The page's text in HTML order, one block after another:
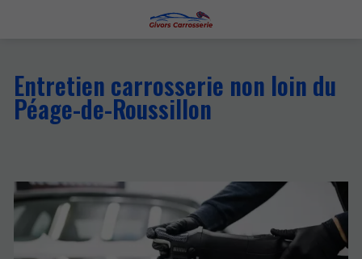
Entretien carrosserie non loin du
Péage-de-Roussillon